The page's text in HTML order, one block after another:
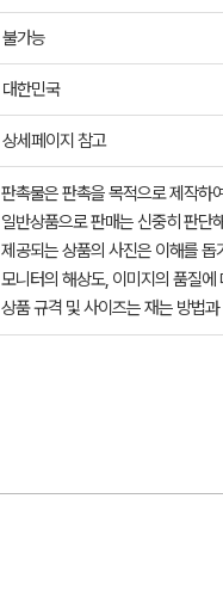
불가능
대한민국
상세페이지 참고
판촉물은 판촉을 목적으로 제작하
일반상품으로 판매는 신중히 판단
제공되는 상품의 사진은 이해를
모니터의 해상도, 이미지의 품질
상품 규격 및 사이즈는 재는 방법